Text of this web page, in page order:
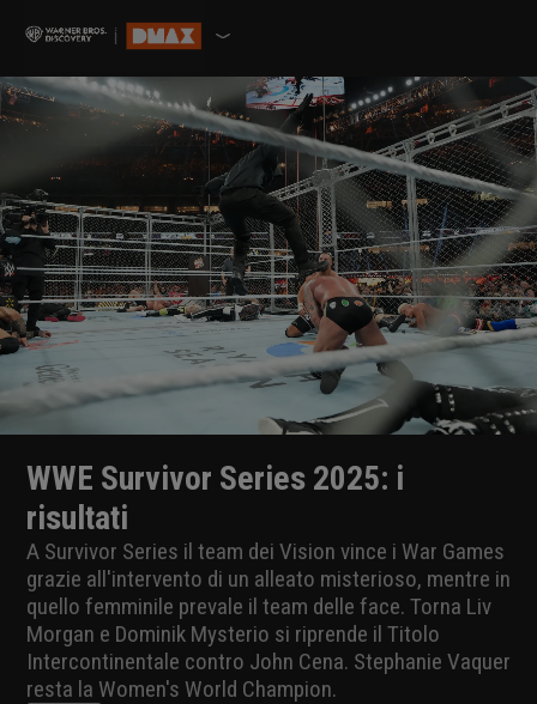
WWE Survivor Series 2025: i
risultati
A Survivor Series il team dei Vision vince i War Games
grazie all'intervento di un alleato misterioso, mentre in
quello femminile prevale il team delle face. Torna Liv
Morgan e Dominik Mysterio si riprende il Titolo
Intercontinentale contro John Cena. Stephanie Vaquer
resta la Women's World Champion.